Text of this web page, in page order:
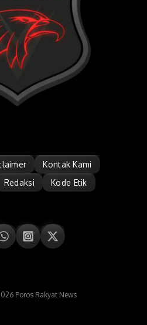
Kontak Kami
Redaksi Kode Etik
Poros Rakyat News